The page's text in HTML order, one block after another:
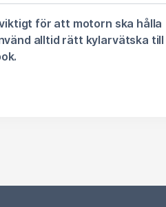
för att motorn ska hålla
alltid rätt kylarvätska till